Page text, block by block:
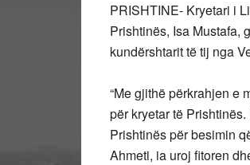
PRISHTINE- Kryetari i
Prishtinës, Isa Mustafa,
kundërshtarit të tij nga
“Me gjithë përkrahjen e
për kryetar të
Prishtinës për besimin
Ahmeti, ia uroj fitoren